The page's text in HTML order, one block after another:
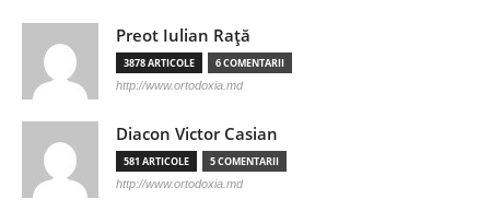
Preot Iulian Raţă
3878 ARTICOLE 6 COMENTARII
http://www.ortodoxia.md
Diacon Victor Casian
581 ARTICOLE 5 COMENTARII
http://www.ortodoxia.md